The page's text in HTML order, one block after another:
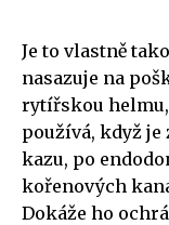
Je to vlastně
nasazuje na
rytířskou helmu,
používá, když je
kazu, po
kořenových
Dokáže ho